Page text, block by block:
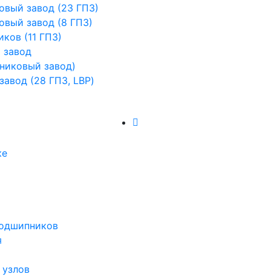
завод (23 ГПЗ)
завод (8 ГПЗ)
(11 ГПЗ)
завод)
(28 ГПЗ, LBP)